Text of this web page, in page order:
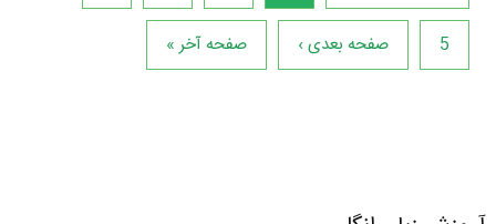
5 صفحه بعدی › صفحه آخر »